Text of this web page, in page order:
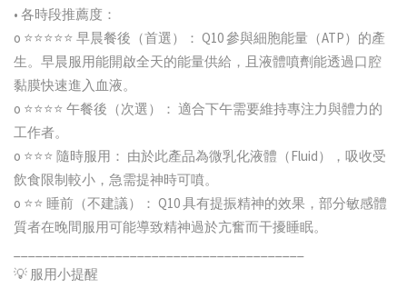
• 各時段推薦度：
o ⭐⭐⭐⭐⭐ 早晨餐後（首選）： Q10 參與細胞能量（ATP）的產
生。早晨服用能開啟全天的能量供給，且液體噴劑能透過口腔
黏膜快速進入血液。
o ⭐⭐⭐⭐ 午餐後（次選）： 適合下午需要維持專注力與體力的
工作者。
o ⭐⭐⭐ 隨時服用： 由於此產品為微乳化液體（Fluid），吸收受
飲食限制較小，急需提神時可噴。
o ⭐⭐ 睡前（不建議）： Q10 具有提振精神的效果，部分敏感體
質者在晚間服用可能導致精神過於亢奮而干擾睡眠。
💡 服用小提醒